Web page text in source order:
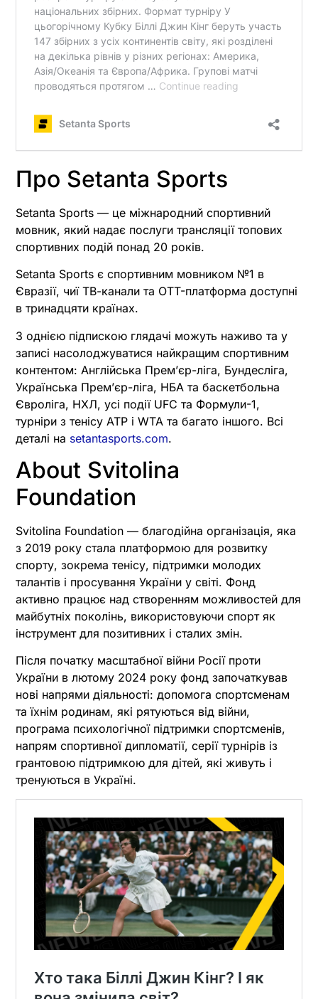
Про Setanta Sports
Setanta Sports — це міжнародний спортивний
мовник, який надає послуги трансляції топових
спортивних подій понад 20 років.
Setanta Sports є спортивним мовником №1 в
Євразії, чиї ТВ-канали та OTT-платформа доступні
в тринадцяти країнах.
З однією підпискою глядачі можуть наживо та у
записі насолоджуватися найкращим спортивним
контентом: Англійська Прем’єр-ліга, Бундесліга,
Українська Прем’єр-ліга, НБА та баскетбольна
Євроліга, НХЛ, усі події UFC та Формули-1,
турніри з тенісу ATP і WTA та багато іншого. Всі
деталі на setantasports.com.
About Svitolina
Foundation
Svitolina Foundation — благодійна організація, яка
з 2019 року стала платформою для розвитку
спорту, зокрема тенісу, підтримки молодих
талантів і просування України у світі. Фонд
активно працює над створенням можливостей для
майбутніх поколінь, використовуючи спорт як
інструмент для позитивних і сталих змін.
Після початку масштабної війни Росії проти
України в лютому 2024 року фонд започаткував
нові напрями діяльності: допомога спортсменам
та їхнім родинам, які рятуються від війни,
програма психологічної підтримки спортсменів,
напрям спортивної дипломатії, серії турнірів із
грантовою підтримкою для дітей, які живуть і
тренуються в Україні.